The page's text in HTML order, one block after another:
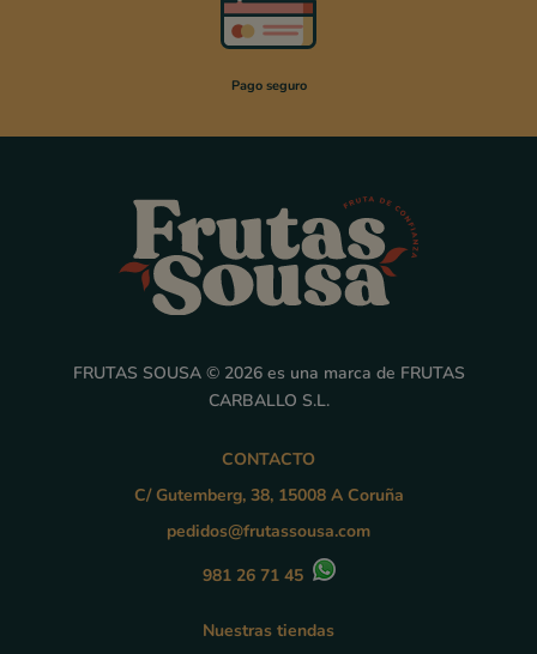
Pago seguro
FRUTAS SOUSA © 2026 es una marca de FRUTAS
CARBALLO S.L.
CONTACTO
C/ Gutemberg, 38, 15008 A Coruña
pedidos@frutassousa.com
981 26 71 45
Nuestras tiendas